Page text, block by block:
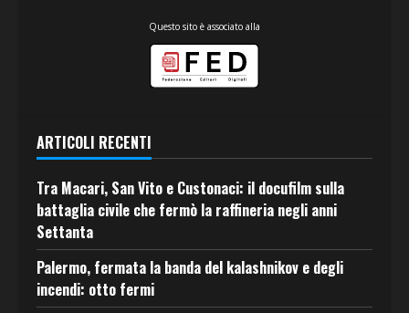
Questo sito è associato alla
ARTICOLI RECENTI
Tra Macari, San Vito e Custonaci: il docufilm sulla
battaglia civile che fermò la raffineria negli anni
Settanta
Palermo, fermata la banda del kalashnikov e degli
incendi: otto fermi